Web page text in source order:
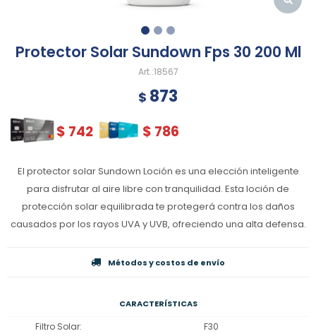
Protector Solar Sundown Fps 30 200 Ml
18567
$ 873
$ 742 $ 786
El protector solar Sundown Loción es una elección inteligente
para disfrutar al aire libre con tranquilidad. Esta loción de
protección solar equilibrada te protegerá contra los daños
causados por los rayos UVA y UVB, ofreciendo una alta defensa.
Métodos y costos de envío
CARACTERÍSTICAS
Filtro Solar F30